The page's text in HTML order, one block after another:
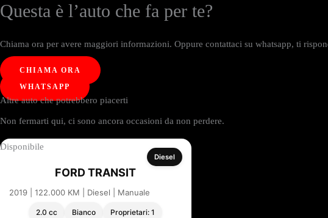
Questa è l’auto che fa per te?
Chiama ora per avere maggiori informazioni. Oppure contattaci su whatsapp, ti
CHIAMA ORA
WHATSAPP
Altre auto che potrebbero piacerti
Non fermarti qui, ci sono ancora occasioni da non perdere.
Diesel
Disponibile
FORD TRANSIT
2019 | 122.000 KM | Diesel | Manuale
2.0 cc Bianco Proprietari: 1